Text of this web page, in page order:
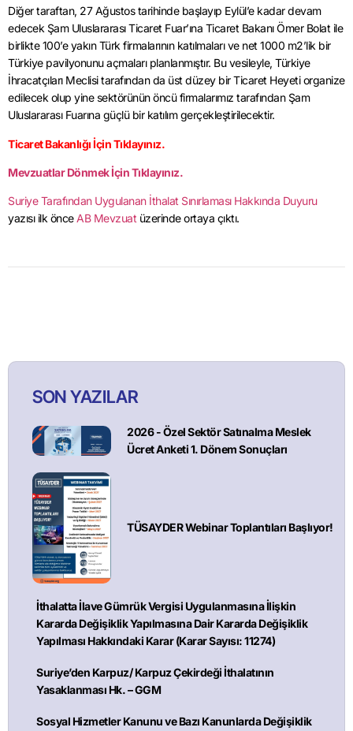
Diğer taraftan, 27 Ağustos tarihinde başlayıp Eylül’e kadar devam
edecek Şam Uluslararası Ticaret Fuar’ına Ticaret Bakanı Ömer Bolat ile
birlikte 100’e yakın Türk firmalarının katılmaları ve net 1000 m2’lik bir
Türkiye pavilyonunu açmaları planlanmıştır. Bu vesileyle, Türkiye
İhracatçıları Meclisi tarafından da üst düzey bir Ticaret Heyeti organize
edilecek olup yine sektörünün öncü firmalarımız tarafından Şam
Uluslararası Fuarına güçlü bir katılım gerçekleştirilecektir.
Ticaret Bakanlığı İçin Tıklayınız.
Mevzuatlar Dönmek İçin Tıklayınız.
Suriye Tarafından Uygulanan İthalat Sınırlaması Hakkında Duyuru
yazısı ilk önceAB Mevzuatüzerinde ortaya çıktı.
SON YAZILAR
2026 - Özel Sektör Satınalma Meslek
Ücret Anketi 1. Dönem Sonuçları
TÜSAYDER Webinar Toplantıları Başlıyor!
İthalatta İlave Gümrük Vergisi Uygulanmasına İlişkin
Kararda Değişiklik Yapılmasına Dair Kararda Değişiklik
Yapılması Hakkındaki Karar (Karar Sayısı: 11274)
Suriye’den Karpuz/ Karpuz Çekirdeği İthalatının
Yasaklanması Hk. – GGM
Sosyal Hizmetler Kanunu ve Bazı Kanunlarda Değişiklik